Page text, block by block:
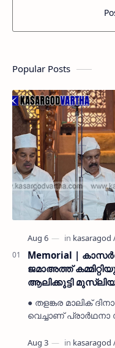
Popular Posts
Memorial |
ജമാഅത്ത്
ആലിക്കുട്ടി
● തളങ്കര മാലിക്
വെച്ചാണ്
നൽകി കാസ…